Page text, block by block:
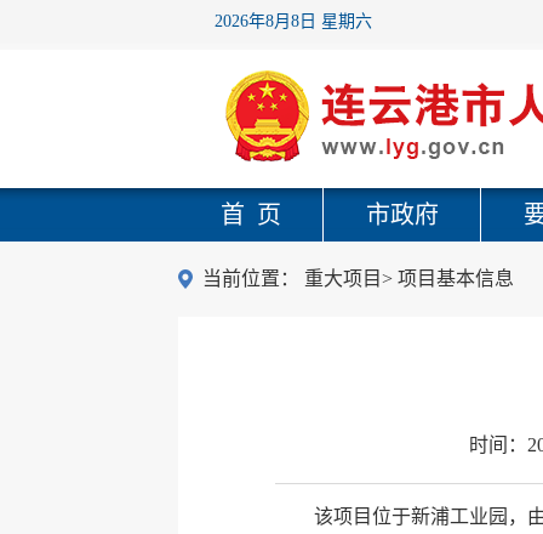
2026年8月8日 星期六
首 页 市政府
当前位置： 重大项目> 项目基本信息
时间：
该项目位于新浦工业园，